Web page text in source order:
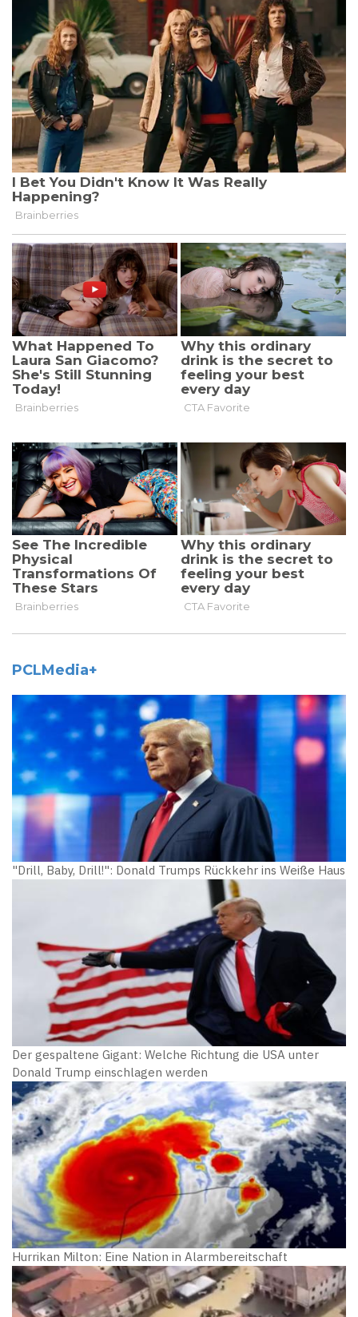
PCLMedia+
"Drill, Baby, Drill!": Donald Trumps Rückkehr ins Weiße Haus
Der gespaltene Gigant: Welche Richtung die USA unter
Donald Trump einschlagen werden
Hurrikan Milton: Eine Nation in Alarmbereitschaft